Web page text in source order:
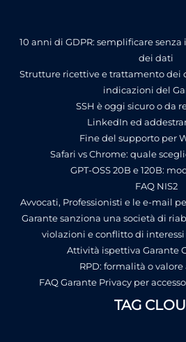
10 anni di GDPR: semplificare
dei dati
Strutture ricettive e trattamento dei
indicazioni del
SSH è oggi sicuro o da
LinkedIn ed
Fine del supporto per
Safari vs Chrome: quale
GPT-OSS 20B e 120B:
FAQ NIS2
Avvocati, Professionisti e le e-mail
Garante sanziona una società di
violazioni e conflitto di
Attività ispettiva Garante
RPD: formalità o
FAQ Garante Privacy per
TAG